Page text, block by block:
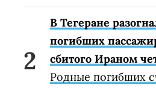
В Тегеране
погибших
сбитого Ираном
Родные погибших